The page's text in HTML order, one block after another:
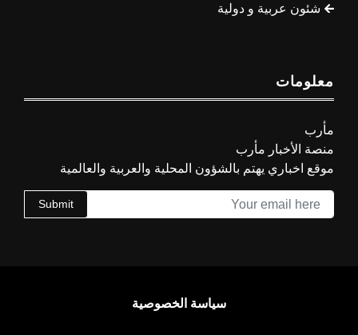
شئون عربية و دولية
معلومات
مأرب
منصة الأخبار مأرب
موقع اخباري يهتم بالشؤون المحلية والعربية والعالمية
Submit
سياسة الخصوصية